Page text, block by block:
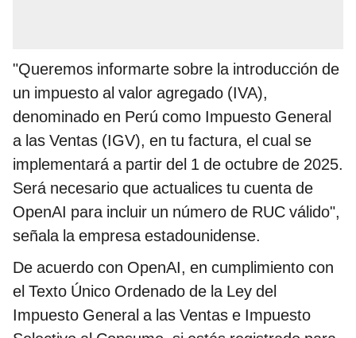
"Queremos informarte sobre la introducción de
un impuesto al valor agregado (IVA),
denominado en Perú como Impuesto General
a las Ventas (IGV), en tu factura, el cual se
implementará a partir del 1 de octubre de 2025.
Será necesario que actualices tu cuenta de
OpenAI para incluir un número de RUC válido",
señala la empresa estadounidense.
De acuerdo con OpenAI, en cumplimiento con
el Texto Único Ordenado de la Ley del
Impuesto General a las Ventas e Impuesto